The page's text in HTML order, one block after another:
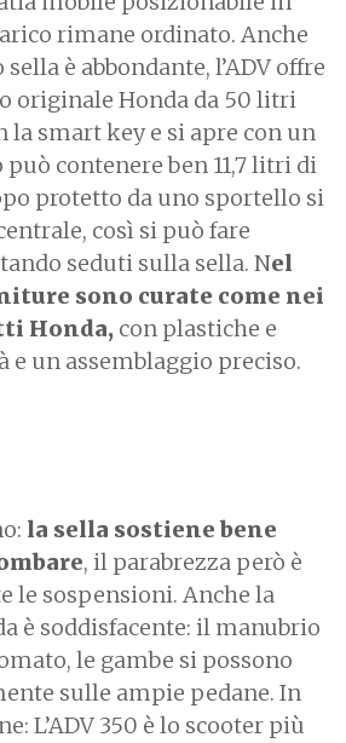
rimane ordinato. Anche
è abbondante, l’ADV offre
originale Honda da 50 litri
la smart key e si apre con un
contenere ben 11,7 litri di
protetto da uno sportello si
così si può fare
seduti sulla sella. Nel
sono curate come nei
Honda, con plastiche e
e un assemblaggio preciso.
la sella sostiene bene
, il parabrezza però è
le sospensioni. Anche la
è soddisfacente: il manubrio
le gambe si possono
sulle ampie pedane. In
L’ADV 350 è lo scooter più